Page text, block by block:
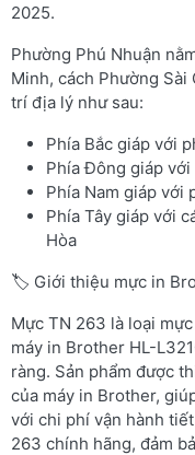
2025.
Phường Phú Nhuận
Minh, cách Phường
trí địa lý như sau:
Phía Bắc giáp với
Phía Đông giáp
Phía Nam giáp với
Phía Tây giáp với
Hòa
🏷️ Giới thiệu mực in
Mực TN 263 là loại
máy in Brother HL-
ràng. Sản phẩm được
của máy in Brother,
với chi phí vận hành
263 chính hãng, đảm